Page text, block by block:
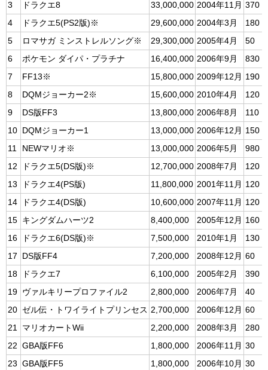
3
ドラクエ8 33,000,000 2004年11月 370
4
ドラクエ5(PS2版)※ 29,600,000 2004年3月
180
5
ロマサガ ミンストレルソング※ 29,300,000 2005年4月
50
6
ポケモン ダイパ・プラチナ 16,400,000 2006年9月
830
7
FF13※ 15,800,000 2009年12月
190
8
DQMジョーカー2※ 15,600,000 2010年4月
120
9
DS版FF3 13,800,000 2006年8月
110
10
DQMジョーカー1 13,000,000 2006年12月
150
11
NEWマリオ※ 13,000,000 2006年5月
980
12
ドラクエ5(DS版)※ 12,700,000 2008年7月
120
13
ドラクエ4(PS版) 11,800,000 2001年11月
120
14
ドラクエ4(DS版) 10,600,000 2007年11月
120
15 キングダムハーツ2 8,400,000 2005年12月
160
16
ドラクエ6(DS版)※ 7,500,000 2010年1月
130
17
DS版FF4 7,200,000 2008年12月 60
18
ドラクエ7 6,100,000 2005年2月
390
19 ヴァルキリープロファイル2 2,800,000 2006年7月
40
20 ゼル伝・トワイライトプリンセス 2,700,000 2006年12月 60
21 マリオカートWii 2,200,000 2008年3月
280
22 GBA版FF6 1,800,000 2006年11月 30
23 GBA版FF5 1,800,000 2006年10月 30